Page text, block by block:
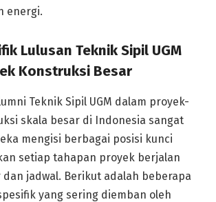
energi.
Lulusan Teknik Sipil UGM
Konstruksi Besar
Teknik Sipil UGM dalam proyek-
skala besar di Indonesia sangat
mengisi berbagai posisi kunci
setiap tahapan proyek berjalan
jadwal. Berikut adalah beberapa
yang sering diemban oleh